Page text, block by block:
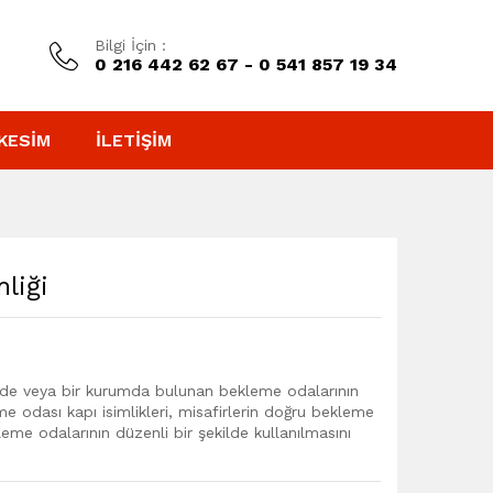
Bilgi İçin :
0 216 442 62 67 - 0 541 857 19 34
İLETIŞIM
veya bir kurumda bulunan bekleme odalarının
odası kapı isimlikleri, misafirlerin doğru bekleme
odalarının düzenli bir şekilde kullanılmasını